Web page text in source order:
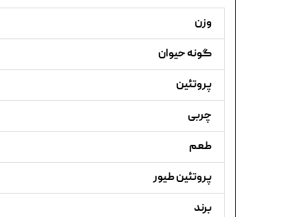
وزن
گونه حیوان
پروتئین
چربی
طعم
پروتئین طیور
برند